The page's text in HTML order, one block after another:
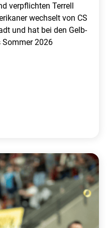
verpflichten Terrell
wechselt von CS
und hat bei den Gelb-
Sommer 2026